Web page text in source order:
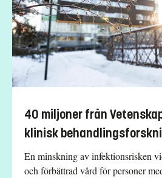
40 miljoner från
klinisk
En minskning av infektionsrisken
och förbättrad vård för personer